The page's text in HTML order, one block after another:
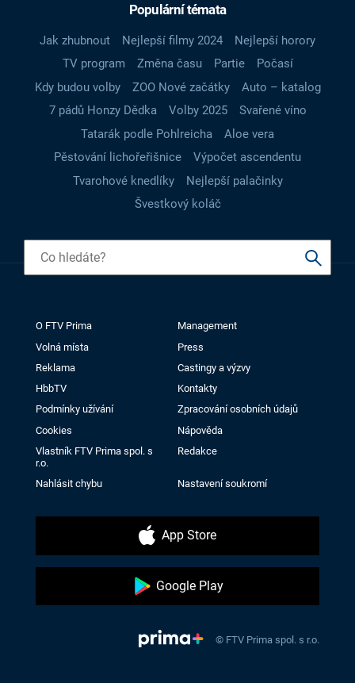
Populární témata
Jak zhubnout Nejlepší filmy 2024
Nejlepší horory
TV program
Změna času Partie
Počasí
Kdy budou volby
ZOO Nové začátky
Auto – katalog
7 pádů Honzy Dědka
Volby 2025
Svařené víno
Tatarák podle Pohlreicha
Aloe vera
Pěstování lichořeřišnice
Výpočet ascendentu
Tvarohové knedlíky
Nejlepší palačinky
Švestkový koláč
O FTV Prima
Management
Volná místa
Press
Reklama
Castingy a výzvy
HbbTV
Kontakty
Podmínky užívání
Zpracování osobních údajů
Cookies
Nápověda
Vlastník FTV Prima spol. s
r.o.
Redakce
Nahlásit chybu Nastavení soukromí
App Store
Google Play
© FTV Prima spol. s r.o.